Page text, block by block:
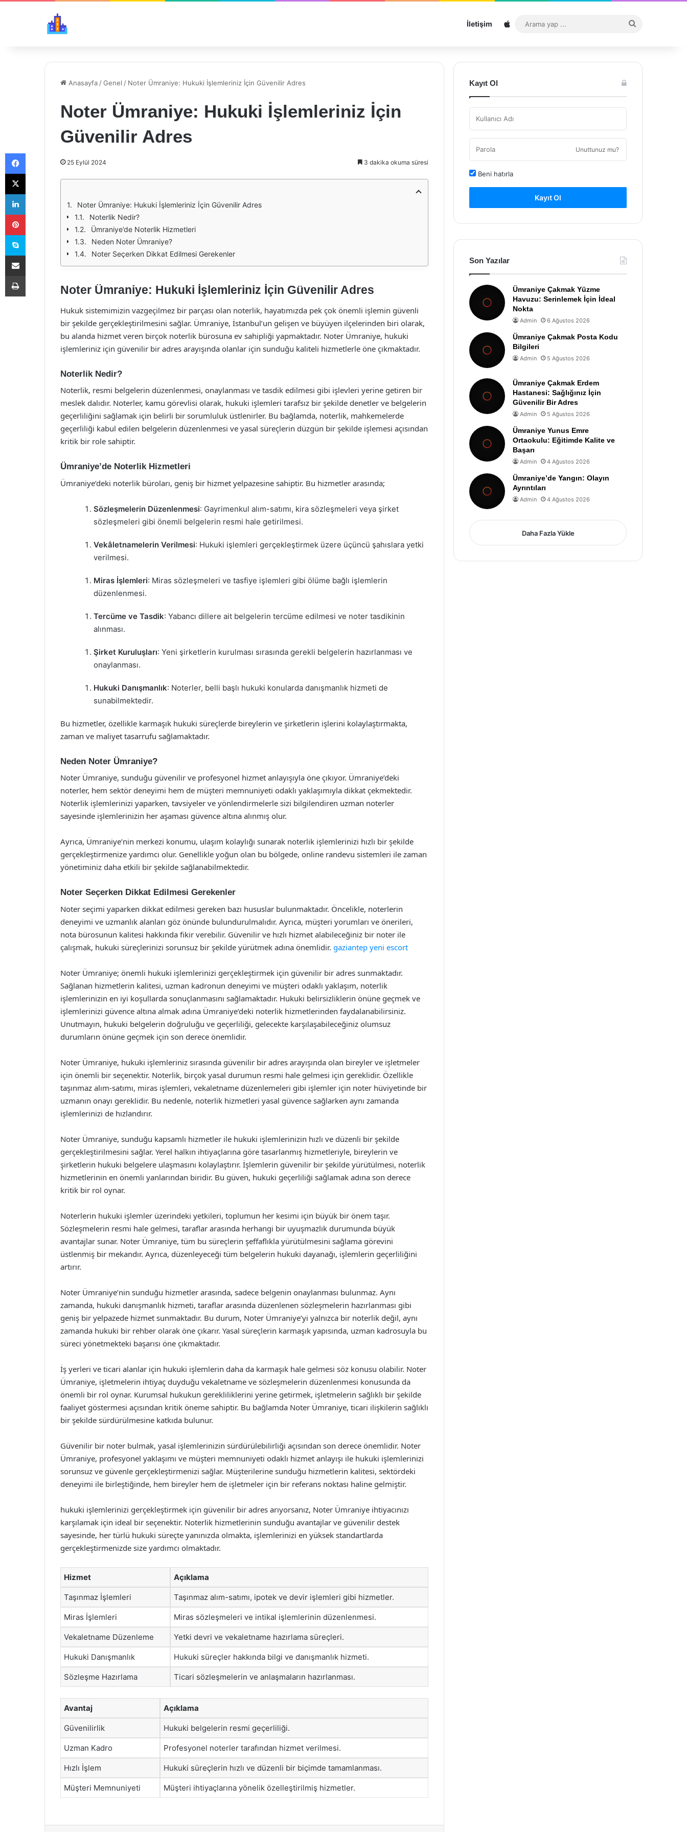
İletişim Sitemap
...
Anasayfa /Genel / Noter Ümraniye: Hukuki İşlemleriniz İçin Güvenilir Adres
Noter Ümraniye: Hukuki İşlemleriniz İçin
Güvenilir Adres
25 Eylül 2024 3 dakika okuma süresi
Noter Ümraniye: Hukuki İşlemleriniz İçin Güvenilir Adres
Noterlik Nedir?
Ümraniye’de Noterlik Hizmetleri
Neden Noter Ümraniye?
Noter Seçerken Dikkat Edilmesi Gerekenler
Noter Ümraniye: Hukuki İşlemleriniz İçin Güvenilir Adres
Hukuk sistemimizin vazgeçilmez bir parçası olan noterlik, hayatımızda pek çok önemli işlemin güvenli
bir şekilde gerçekleştirilmesini sağlar. Ümraniye, İstanbul’un gelişen ve büyüyen ilçelerinden biri olarak,
bu alanda hizmet veren birçok noterlik bürosuna ev sahipliği yapmaktadır. Noter Ümraniye, hukuki
işlemleriniz için güvenilir bir adres arayışında olanlar için sunduğu kaliteli hizmetlerle öne çıkmaktadır.
Noterlik Nedir?
Noterlik, resmi belgelerin düzenlenmesi, onaylanması ve tasdik edilmesi gibi işlevleri yerine getiren bir
meslek dalıdır. Noterler, kamu görevlisi olarak, hukuki işlemleri tarafsız bir şekilde denetler ve belgelerin
geçerliliğini sağlamak için belirli bir sorumluluk üstlenirler. Bu bağlamda, noterlik, mahkemelerde
geçerliliği kabul edilen belgelerin düzenlenmesi ve yasal süreçlerin düzgün bir şekilde işlemesi açısından
kritik bir role sahiptir.
Ümraniye’de Noterlik Hizmetleri
Ümraniye’deki noterlik büroları, geniş bir hizmet yelpazesine sahiptir. Bu hizmetler arasında;
Sözleşmelerin Düzenlenmesi: Gayrimenkul alım-satımı, kira sözleşmeleri veya şirket
sözleşmeleri gibi önemli belgelerin resmi hale getirilmesi.
Vekâletnamelerin Verilmesi: Hukuki işlemleri gerçekleştirmek üzere üçüncü şahıslara yetki
verilmesi.
Miras İşlemleri: Miras sözleşmeleri ve tasfiye işlemleri gibi ölüme bağlı işlemlerin
düzenlenmesi.
Tercüme ve Tasdik: Yabancı dillere ait belgelerin tercüme edilmesi ve noter tasdikinin
alınması.
Şirket Kuruluşları: Yeni şirketlerin kurulması sırasında gerekli belgelerin hazırlanması ve
onaylanması.
Hukuki Danışmanlık: Noterler, belli başlı hukuki konularda danışmanlık hizmeti de
sunabilmektedir.
Bu hizmetler, özellikle karmaşık hukuki süreçlerde bireylerin ve şirketlerin işlerini kolaylaştırmakta,
zaman ve maliyet tasarrufu sağlamaktadır.
Neden Noter Ümraniye?
Noter Ümraniye, sunduğu güvenilir ve profesyonel hizmet anlayışıyla öne çıkıyor. Ümraniye’deki
noterler, hem sektör deneyimi hem de müşteri memnuniyeti odaklı yaklaşımıyla dikkat çekmektedir.
Noterlik işlemlerinizi yaparken, tavsiyeler ve yönlendirmelerle sizi bilgilendiren uzman noterler
sayesinde işlemlerinizin her aşaması güvence altına alınmış olur.
Ayrıca, Ümraniye’nin merkezi konumu, ulaşım kolaylığı sunarak noterlik işlemlerinizi hızlı bir şekilde
gerçekleştirmenize yardımcı olur. Genellikle yoğun olan bu bölgede, online randevu sistemleri ile zaman
yönetiminiz daha etkili bir şekilde sağlanabilmektedir.
Noter Seçerken Dikkat Edilmesi Gerekenler
Noter seçimi yaparken dikkat edilmesi gereken bazı hususlar bulunmaktadır. Öncelikle, noterlerin
deneyimi ve uzmanlık alanları göz önünde bulundurulmalıdır. Ayrıca, müşteri yorumları ve önerileri,
nota bürosunun kalitesi hakkında fikir verebilir. Güvenilir ve hızlı hizmet alabileceğiniz bir noter ile
çalışmak, hukuki süreçlerinizi sorunsuz bir şekilde yürütmek adına önemlidir. gaziantep yeni escort
Noter Ümraniye; önemli hukuki işlemlerinizi gerçekleştirmek için güvenilir bir adres sunmaktadır.
Sağlanan hizmetlerin kalitesi, uzman kadronun deneyimi ve müşteri odaklı yaklaşım, noterlik
işlemlerinizin en iyi koşullarda sonuçlanmasını sağlamaktadır. Hukuki belirsizliklerin önüne geçmek ve
işlemlerinizi güvence altına almak adına Ümraniye’deki noterlik hizmetlerinden faydalanabilirsiniz.
Unutmayın, hukuki belgelerin doğruluğu ve geçerliliği, gelecekte karşılaşabileceğiniz olumsuz
durumların önüne geçmek için son derece önemlidir.
Noter Ümraniye, hukuki işlemleriniz sırasında güvenilir bir adres arayışında olan bireyler ve işletmeler
için önemli bir seçenektir. Noterlik, birçok yasal durumun resmi hale gelmesi için gereklidir. Özellikle
taşınmaz alım-satımı, miras işlemleri, vekaletname düzenlemeleri gibi işlemler için noter hüviyetinde bir
uzmanın onayı gereklidir. Bu nedenle, noterlik hizmetleri yasal güvence sağlarken aynı zamanda
işlemlerinizi de hızlandırır.
Noter Ümraniye, sunduğu kapsamlı hizmetler ile hukuki işlemlerinizin hızlı ve düzenli bir şekilde
gerçekleştirilmesini sağlar. Yerel halkın ihtiyaçlarına göre tasarlanmış hizmetleriyle, bireylerin ve
şirketlerin hukuki belgelere ulaşmasını kolaylaştırır. İşlemlerin güvenilir bir şekilde yürütülmesi, noterlik
hizmetlerinin en önemli yanlarından biridir. Bu güven, hukuki geçerliliği sağlamak adına son derece
kritik bir rol oynar.
Noterlerin hukuki işlemler üzerindeki yetkileri, toplumun her kesimi için büyük bir önem taşır.
Sözleşmelerin resmi hale gelmesi, taraflar arasında herhangi bir uyuşmazlık durumunda büyük
avantajlar sunar. Noter Ümraniye, tüm bu süreçlerin şeffaflıkla yürütülmesini sağlama görevini
üstlenmiş bir mekandır. Ayrıca, düzenleyeceği tüm belgelerin hukuki dayanağı, işlemlerin geçerliliğini
artırır.
Noter Ümraniye’nin sunduğu hizmetler arasında, sadece belgenin onaylanması bulunmaz. Aynı
zamanda, hukuki danışmanlık hizmeti, taraflar arasında düzenlenen sözleşmelerin hazırlanması gibi
geniş bir yelpazede hizmet sunmaktadır. Bu durum, Noter Ümraniye’yi yalnızca bir noterlik değil, aynı
zamanda hukuki bir rehber olarak öne çıkarır. Yasal süreçlerin karmaşık yapısında, uzman kadrosuyla bu
süreci yönetmekteki başarısı öne çıkmaktadır.
İş yerleri ve ticari alanlar için hukuki işlemlerin daha da karmaşık hale gelmesi söz konusu olabilir. Noter
Ümraniye, işletmelerin ihtiyaç duyduğu vekaletname ve sözleşmelerin düzenlenmesi konusunda da
önemli bir rol oynar. Kurumsal hukukun gerekliliklerini yerine getirmek, işletmelerin sağlıklı bir şekilde
faaliyet göstermesi açısından kritik öneme sahiptir. Bu bağlamda Noter Ümraniye, ticari ilişkilerin sağlıklı
bir şekilde sürdürülmesine katkıda bulunur.
Güvenilir bir noter bulmak, yasal işlemlerinizin sürdürülebilirliği açısından son derece önemlidir. Noter
Ümraniye, profesyonel yaklaşımı ve müşteri memnuniyeti odaklı hizmet anlayışı ile hukuki işlemlerinizi
sorunsuz ve güvenle gerçekleştirmenizi sağlar. Müşterilerine sunduğu hizmetlerin kalitesi, sektördeki
deneyimi ile birleştiğinde, hem bireyler hem de işletmeler için bir referans noktası haline gelmiştir.
hukuki işlemlerinizi gerçekleştirmek için güvenilir bir adres arıyorsanız, Noter Ümraniye ihtiyacınızı
karşılamak için ideal bir seçenektir. Noterlik hizmetlerinin sunduğu avantajlar ve güvenilir destek
sayesinde, her türlü hukuki süreçte yanınızda olmakta, işlemlerinizi en yüksek standartlarda
gerçekleştirmenizde size yardımcı olmaktadır.
Hizmet Açıklama
Taşınmaz İşlemleri Taşınmaz alım-satımı, ipotek ve devir işlemleri gibi hizmetler.
Miras İşlemleri Miras sözleşmeleri ve intikal işlemlerinin düzenlenmesi.
Vekaletname Düzenleme Yetki devri ve vekaletname hazırlama süreçleri.
Hukuki Danışmanlık Hukuki süreçler hakkında bilgi ve danışmanlık hizmeti.
Sözleşme Hazırlama Ticari sözleşmelerin ve anlaşmaların hazırlanması.
Avantaj Açıklama
Güvenilirlik Hukuki belgelerin resmi geçerliliği.
Uzman Kadro Profesyonel noterler tarafından hizmet verilmesi.
Hızlı İşlem Hukuki süreçlerin hızlı ve düzenli bir biçimde tamamlanması.
Müşteri Memnuniyeti Müşteri ihtiyaçlarına yönelik özelleştirilmiş hizmetler.
Kayıt Ol
Unuttunuz mu?
Beni hatırla
Kayıt Ol
Son Yazılar
Ümraniye Çakmak Yüzme
Havuzu: Serinlemek İçin İdeal
Nokta
Admin 6 Ağustos 2026
Ümraniye Çakmak Posta Kodu
Bilgileri
Admin 5 Ağustos 2026
Ümraniye Çakmak Erdem
Hastanesi: Sağlığınız İçin
Güvenilir Bir Adres
Admin 5 Ağustos 2026
Ümraniye Yunus Emre
Ortaokulu: Eğitimde Kalite ve
Başarı
Admin 4 Ağustos 2026
Ümraniye’de Yangın: Olayın
Ayrıntıları
Admin 4 Ağustos 2026
Daha Fazla Yükle
Facebook
X
LinkedIn
Pinterest
Skype
E-Posta ile paylaş